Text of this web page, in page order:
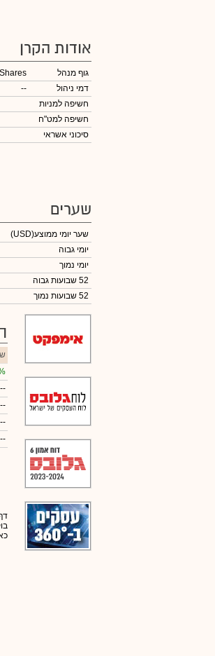
אודות הקרן
גוף מנהל
דמי ניהול
--
חשיפה למניות
חשיפה למט"ח
סיכוני אשראי
שערים
שער יומי ממוצע(USD)
יומי גבוה
יומי נמוך
52 שבועות גבוה
52 שבועות נמוך
--
--
--
--